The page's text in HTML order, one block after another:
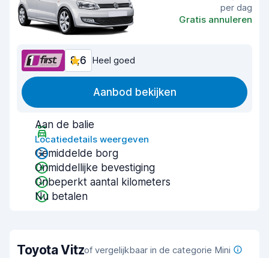
per dag
Gratis annuleren
8,6 Heel goed
Aanbod bekijken
Aan de balie
Locatiedetails weergeven
Gemiddelde borg
Onmiddellijke bevestiging
Onbeperkt aantal kilometers
Nu betalen
Toyota Vitzof vergelijkbaar in de categorie Mini